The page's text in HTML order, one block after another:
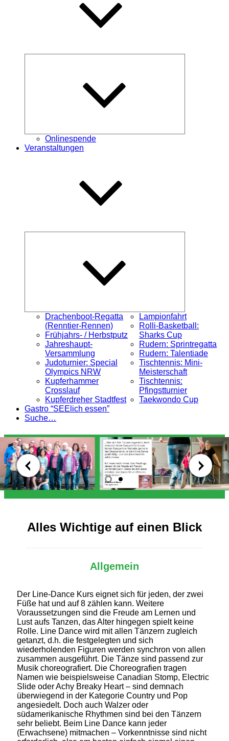
Onlinespende
Veranstaltungen
Drachenboot-Regatta
(Renntier-Rennen)
Frühjahrs- / Herbstputz
Jahreshaupt-
Versammlung
Judoturnier: Special
Olympics NRW
Kupferhammer
Crosslauf
Kupferdreher Stadtfest
Lampionfahrt
Rolli-Basketball:
Sharks Cup
Rudern: Sprintregatta
Rudern: Talentiade
Tischtennis: Mini-
Meisterschaft
Tischtennis:
Pfingstturnier
Taekwondo Cup
Gastro “SEElich essen”
Suche…
Alles Wichtige auf einen Blick
Allgemein
Der Line-Dance Kurs eignet sich für jeden, der zwei
Füße hat und auf 8 zählen kann. Weitere
Voraussetzungen sind die Freude am Lernen und
Lust aufs Tanzen, das Alter hingegen spielt keine
Rolle. Line Dance wird mit allen Tänzern zugleich
getanzt, d.h. die festgelegten und sich
wiederholenden Figuren werden synchron von allen
zusammen ausgeführt. Die Tänze sind passend zur
Musik choreografiert. Die Choreografien tragen
Namen wie beispielsweise Canadian Stomp, Electric
Slide oder Achy Breaky Heart – sind demnach
überwiegend in der Kategorie Country und Pop
angesiedelt. Doch auch Walzer oder
südamerikanische Rhythmen sind bei den Tänzern
sehr beliebt. Beim Line Dance kann jeder
(Erwachsene) mitmachen – Vorkenntnisse sind nicht